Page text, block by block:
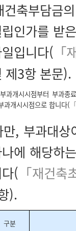
건축부담금
인가를 받
입니다(
제3항 본문).
부과개시시점부터 부과종
과개시시점으로 합니다(
만, 부과대
에 해당하
( 「재건
).
구분